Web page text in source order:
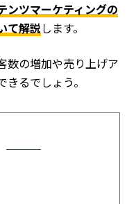
ンツマーケティングの
て解説します。
数の増加や売り上げア
るでしょう。